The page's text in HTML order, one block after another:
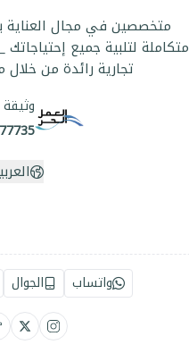
متخصصين في مجال العناية
متكاملة لتلبية جميع
تجارية رائدة من خلال
واتساب الجوال